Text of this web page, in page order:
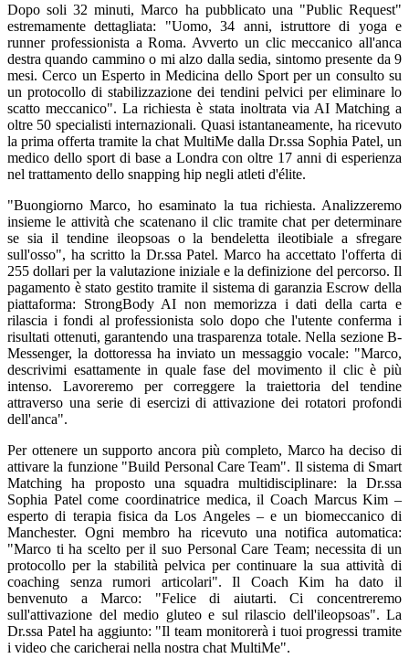
Dopo soli 32 minuti, Marco ha pubblicato una "Public Request"
estremamente dettagliata: "Uomo, 34 anni, istruttore di yoga e
runner professionista a Roma. Avverto un clic meccanico all'anca
destra quando cammino o mi alzo dalla sedia, sintomo presente da 9
mesi. Cerco un Esperto in Medicina dello Sport per un consulto su
un protocollo di stabilizzazione dei tendini pelvici per eliminare lo
scatto meccanico". La richiesta è stata inoltrata via AI Matching a
oltre 50 specialisti internazionali. Quasi istantaneamente, ha ricevuto
la prima offerta tramite la chat MultiMe dalla Dr.ssa Sophia Patel, un
medico dello sport di base a Londra con oltre 17 anni di esperienza
nel trattamento dello snapping hip negli atleti d'élite.
"Buongiorno Marco, ho esaminato la tua richiesta. Analizzeremo
insieme le attività che scatenano il clic tramite chat per determinare
se sia il tendine ileopsoas o la bendeletta ileotibiale a sfregare
sull'osso", ha scritto la Dr.ssa Patel. Marco ha accettato l'offerta di
255 dollari per la valutazione iniziale e la definizione del percorso. Il
pagamento è stato gestito tramite il sistema di garanzia Escrow della
piattaforma: StrongBody AI non memorizza i dati della carta e
rilascia i fondi al professionista solo dopo che l'utente conferma i
risultati ottenuti, garantendo una trasparenza totale. Nella sezione B-
Messenger, la dottoressa ha inviato un messaggio vocale: "Marco,
descrivimi esattamente in quale fase del movimento il clic è più
intenso. Lavoreremo per correggere la traiettoria del tendine
attraverso una serie di esercizi di attivazione dei rotatori profondi
dell'anca".
Per ottenere un supporto ancora più completo, Marco ha deciso di
attivare la funzione "Build Personal Care Team". Il sistema di Smart
Matching ha proposto una squadra multidisciplinare: la Dr.ssa
Sophia Patel come coordinatrice medica, il Coach Marcus Kim –
esperto di terapia fisica da Los Angeles – e un biomeccanico di
Manchester. Ogni membro ha ricevuto una notifica automatica:
"Marco ti ha scelto per il suo Personal Care Team; necessita di un
protocollo per la stabilità pelvica per continuare la sua attività di
coaching senza rumori articolari". Il Coach Kim ha dato il
benvenuto a Marco: "Felice di aiutarti. Ci concentreremo
sull'attivazione del medio gluteo e sul rilascio dell'ileopsoas". La
Dr.ssa Patel ha aggiunto: "Il team monitorerà i tuoi progressi tramite
i video che caricherai nella nostra chat MultiMe".